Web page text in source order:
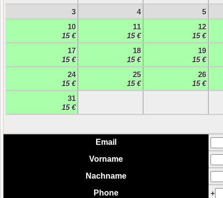
3 4
5
10
15 €
11
15 €
12
15 €
17
15 €
18
15 €
19
15 €
24
15 €
25
15 €
26
15 €
31
15 €
Email
Vorname
Nachname
Phone
+